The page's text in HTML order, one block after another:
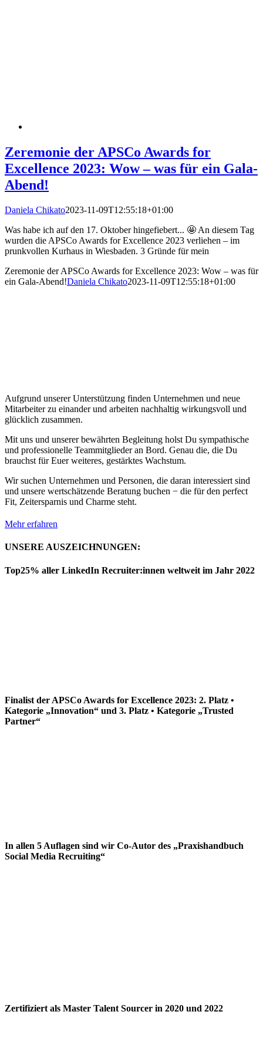
Zeremonie der APSCo Awards for
Excellence 2023: Wow – was für ein Gala-
Abend!
Daniela Chikato2023-11-09T12:55:18+01:00
Was habe ich auf den 17. Oktober hingefiebert... 🤩 An diesem Tag
wurden die APSCo Awards for Excellence 2023 verliehen – im
prunkvollen Kurhaus in Wiesbaden. 3 Gründe für mein
Zeremonie der APSCo Awards for Excellence 2023: Wow – was für
ein Gala-Abend!Daniela Chikato2023-11-09T12:55:18+01:00
Aufgrund unserer Unterstützung finden Unternehmen und neue
Mitarbeiter zu einander und arbeiten nachhaltig wirkungsvoll und
glücklich zusammen.
Mit uns und unserer bewährten Begleitung holst Du sympathische
und professionelle Teammitglieder an Bord. Genau die, die Du
brauchst für Euer weiteres, gestärktes Wachstum.
Wir suchen Unternehmen und Personen, die daran interessiert sind
und unsere wertschätzende Beratung buchen − die für den perfect
Fit, Zeitersparnis und Charme steht.
Mehr erfahren
UNSERE AUSZEICHNUNGEN:
Top25% aller LinkedIn Recruiter:innen weltweit im Jahr 2022
Finalist der APSCo Awards for Excellence 2023: 2. Platz •
Kategorie „Innovation“ und 3. Platz • Kategorie „Trusted
Partner“
In allen 5 Auflagen sind wir Co-Autor des „Praxishandbuch
Social Media Recruiting“
Zertifiziert als Master Talent Sourcer in 2020 und 2022